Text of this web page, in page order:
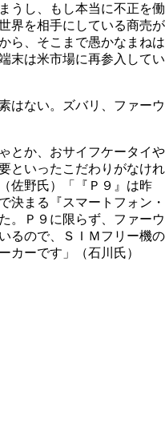
うし、もし本当に不正を働
界を相手にしている商売が
ら、そこまで愚かなまねは
末は米市場に再参入してい
はない。ズバリ、ファーウ
とか、おサイフケータイや
といったこだわりがなけれ
佐野氏）「『Ｐ９』は昨
決まる『スマートフォン・
。Ｐ９に限らず、ファーウ
るので、ＳＩＭフリー機の
カーです」（石川氏）